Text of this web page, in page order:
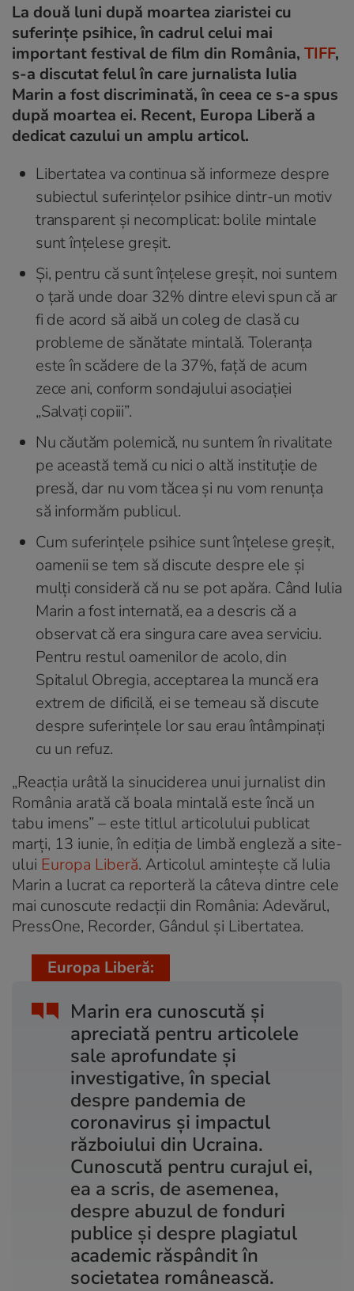
La două luni după moartea ziaristei cu
suferințe psihice, în cadrul celui mai
important festival de film din România, TIFF,
s-a discutat felul în care jurnalista Iulia
Marin a fost discriminată, în ceea ce s-a spus
după moartea ei. Recent, Europa Liberă a
dedicat cazului un amplu articol.
Libertatea va continua să informeze despre
subiectul suferințelor psihice dintr-un motiv
transparent și necomplicat: bolile mintale
sunt înțelese greșit.
Și, pentru că sunt înțelese greșit, noi suntem
o țară unde doar 32% dintre elevi spun că ar
fi de acord să aibă un coleg de clasă cu
probleme de sănătate mintală. Toleranța
este în scădere de la 37%, față de acum
zece ani, conform sondajului asociației
„Salvați copiii”.
Nu căutăm polemică, nu suntem în rivalitate
pe această temă cu nici o altă instituție de
presă, dar nu vom tăcea și nu vom renunța
să informăm publicul.
Cum suferințele psihice sunt înțelese greșit,
oamenii se tem să discute despre ele și
mulți consideră că nu se pot apăra. Când Iulia
Marin a fost internată, ea a descris că a
observat că era singura care avea serviciu.
Pentru restul oamenilor de acolo, din
Spitalul Obregia, acceptarea la muncă era
extrem de dificilă, ei se temeau să discute
despre suferințele lor sau erau întâmpinați
cu un refuz.
„Reacția urâtă la sinuciderea unui jurnalist din
România arată că boala mintală este încă un
tabu imens” – este titlul articolului publicat
marți, 13 iunie, în ediția de limbă engleză a site-
ului Europa Liberă. Articolul amintește că Iulia
Marin a lucrat ca reporteră la câteva dintre cele
mai cunoscute redacții din România: Adevărul,
PressOne, Recorder, Gândul și Libertatea.
Marin era cunoscută și
apreciată pentru articolele
sale aprofundate și
investigative, în special
despre pandemia de
coronavirus și impactul
războiului din Ucraina.
Cunoscută pentru curajul ei,
ea a scris, de asemenea,
despre abuzul de fonduri
publice și despre plagiatul
academic răspândit în
societatea românească.
Europa Liberă: